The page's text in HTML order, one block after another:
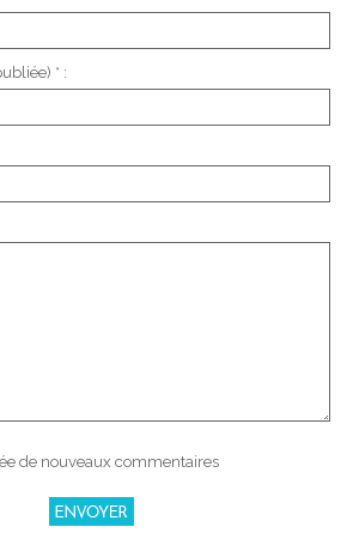
* :
de nouveaux commentaires